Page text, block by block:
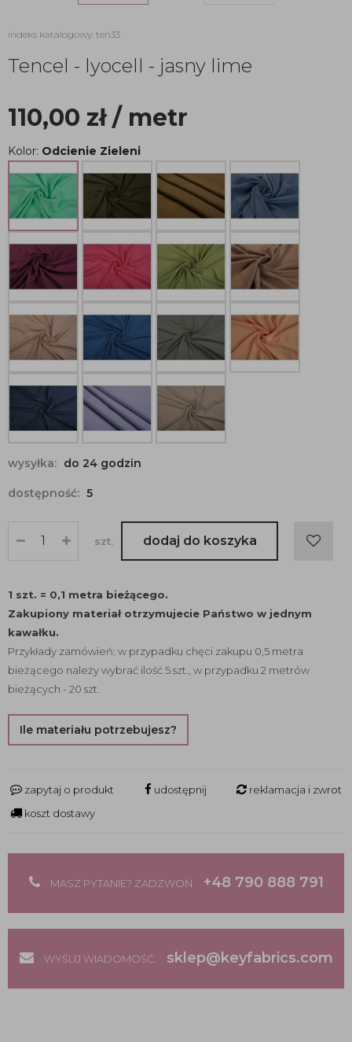
indeks katalogowy: ten33
Tencel - lyocell - jasny lime
110,00 zł/ metr
Kolor: Odcienie Zieleni
wysyłka: do 24 godzin
dostępność: 5
szt. dodaj do koszyka
1 szt. = 0,1 metra bieżącego.
Zakupiony materiał otrzymujecie Państwo w jednym
kawałku.
Przykłady zamówień: w przypadku chęci zakupu 0,5 metra
bieżącego należy wybrać ilość 5 szt., w przypadku 2 metrów
bieżących - 20 szt.
Ile materiału potrzebujesz?
zapytaj o produkt udostępnij
reklamacja i zwrot
koszt dostawy
MASZ PYTANIE? ZADZWOŃ +48 790 888 791
WYŚLIJ WIADOMOŚĆ: sklep@keyfabrics.com